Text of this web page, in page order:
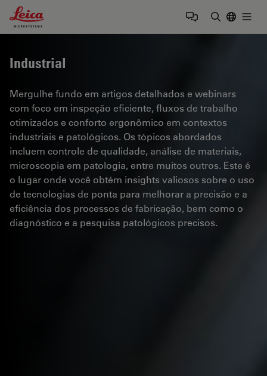
Leica Microsystems Logo
Industrial
Mergulhe fundo em artigos detalhados e webinars
com foco em inspeção eficiente, fluxos de trabalho
otimizados e conforto ergonômico em contextos
industriais e patológicos. Os tópicos abordados
incluem controle de qualidade, análise de materiais,
microscopia em patologia, entre muitos outros. Este é
o lugar onde você obtém insights valiosos sobre o uso
de tecnologias de ponta para melhorar a precisão e a
eficiência dos processos de fabricação, bem como o
diagnóstico e a pesquisa patológicos precisos.